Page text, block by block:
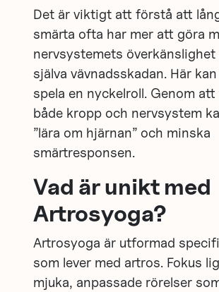
Det är viktigt att förstå att
smärta ofta har mer att göra
nervsystemets överkänslighet
själva vävnadsskadan. Här
spela en nyckelroll. Genom
både kropp och nervsystem
”lära om hjärnan” och minska
smärtresponsen.
Vad är unikt med
Artrosyoga?
Artrosyoga är utformad
som lever med artros. Fokus
mjuka, anpassade rörelser